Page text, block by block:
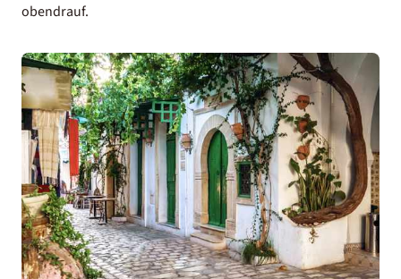
obendrauf.